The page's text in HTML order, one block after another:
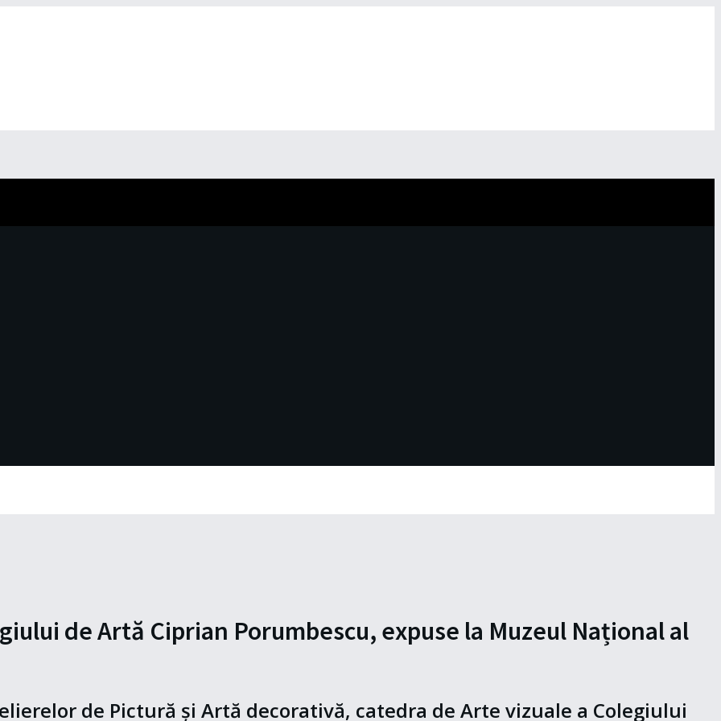
de Artă Ciprian Porumbescu, expuse la Muzeul Național al
de Pictură și Artă decorativă, catedra de Arte vizuale a Colegiului